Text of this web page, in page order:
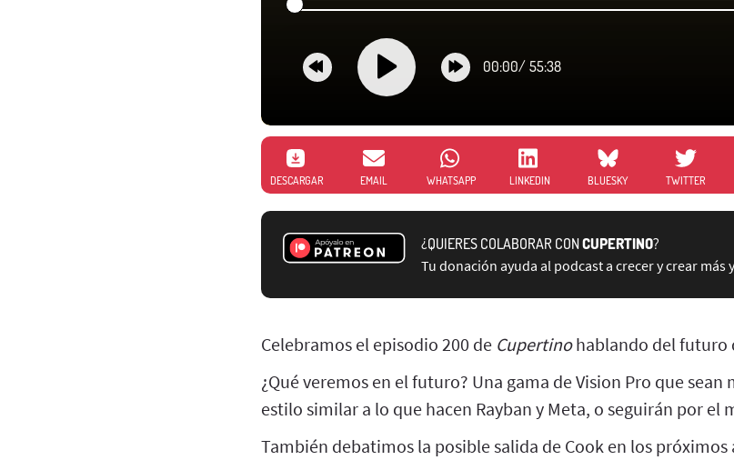
00:00/ 55:38
DESCARGAR EMAIL WHATSAPP LINKEDIN BLUESKY TWITTER
¿QUIERES COLABORAR CONCUPERTINO?
Tu donación ayuda al podcast a crecer y crear más
Celebramos el episodio 200 de Cupertinohablando del futuro
¿Qué veremos en el futuro? Una gama de Vision Pro que sean
estilo similar a lo que hacen Rayban y Meta, o seguirán por el
También debatimos la posible salida de Cook en los